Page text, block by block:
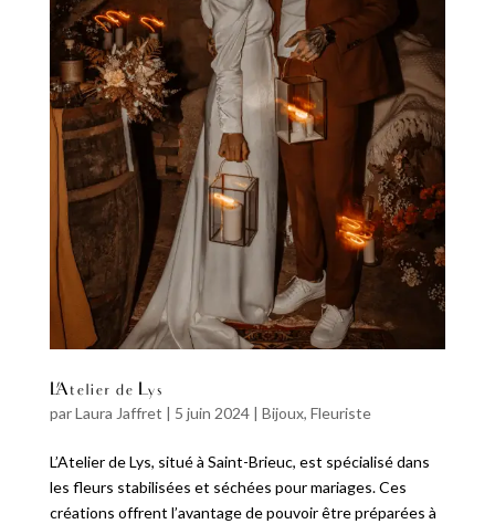
L’Atelier de Lys
parLaura Jaffret | 5 juin 2024| Bijoux, Fleuriste
L’Atelier de Lys, situé à Saint-Brieuc, est spécialisé dans
les fleurs stabilisées et séchées pour mariages. Ces
créations offrent l’avantage de pouvoir être préparées à